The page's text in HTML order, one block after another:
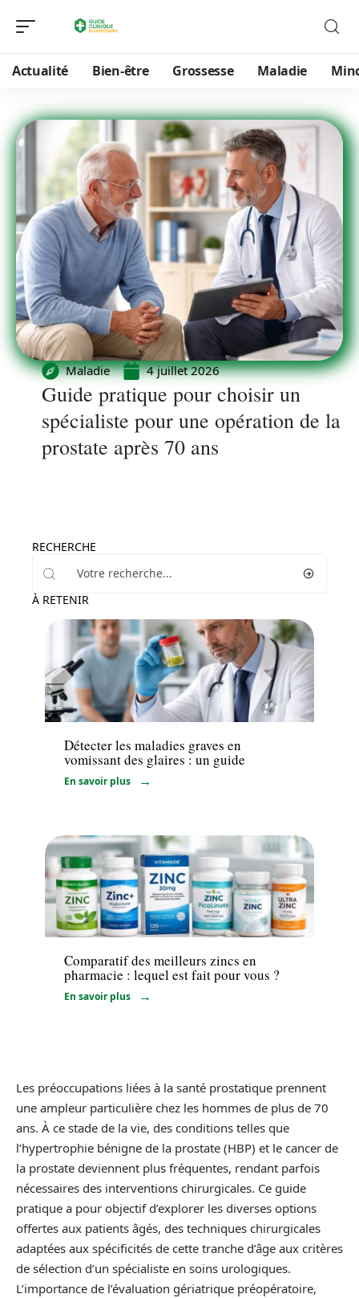
Actualité Bien-être Grossesse Maladie
Maladie 4 juillet 2026
Guide pratique pour choisir un
spécialiste pour une opération de la
prostate après 70 ans
RECHERCHE
À RETENIR
Santé
Détecter les maladies graves en
vomissant des glaires : un guide
En savoir plus
Santé
Comparatif des meilleurs zincs en
pharmacie : lequel est fait pour vous ?
En savoir plus
Les préoccupations liées à la santé prostatique prennent
une ampleur particulière chez les hommes de plus de 70
ans. À ce stade de la vie, des conditions telles que
l’hypertrophie bénigne de la prostate (HBP) et le cancer de
la prostate deviennent plus fréquentes, rendant parfois
nécessaires des interventions chirurgicales. Ce guide
pratique a pour objectif d’explorer les diverses options
offertes aux patients âgés, des techniques chirurgicales
adaptées aux spécificités de cette tranche d’âge aux critères
de sélection d’un spécialiste en soins urologiques.
L’importance de l’évaluation gériatrique préopératoire,